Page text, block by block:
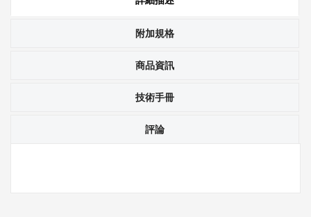
附加規格
商品資訊
技術手冊
評論